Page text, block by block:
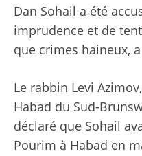
Dan Sohail a été
imprudence et de
que crimes haineux,
Le rabbin Levi
Habad du Sud-
déclaré que Sohail
Pourim à Habad en